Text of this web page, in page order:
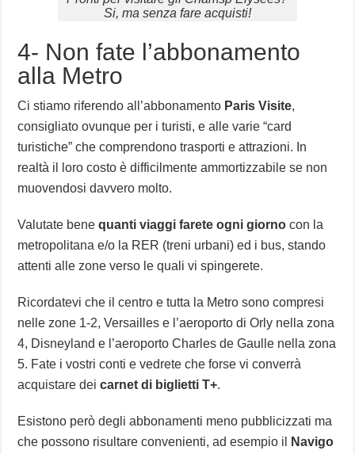
Si, ma senza fare acquisti!
4- Non fate l’abbonamento
alla Metro
Ci stiamo riferendo all’abbonamento Paris Visite,
consigliato ovunque per i turisti, e alle varie “card
turistiche” che comprendono trasporti e attrazioni. In
realtà il loro costo è difficilmente ammortizzabile se non
muovendosi davvero molto.
Valutate benequanti viaggi farete ogni giorno con la
metropolitana e/o la RER (treni urbani) ed i bus, stando
attenti alle zone verso le quali vi spingerete.
Ricordatevi che il centro e tutta la Metro sono compresi
nelle zone 1-2, Versailles e l’aeroporto di Orly nella zona
4, Disneyland e l’aeroporto Charles de Gaulle nella zona
5. Fate i vostri conti e vedrete che forse vi converrà
acquistare deicarnet di biglietti T+.
Esistono però degli abbonamenti meno pubblicizzati ma
che possono risultare convenienti, ad esempio il
Navigo